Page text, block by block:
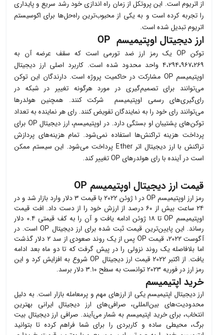
از اتریوم است. این پروتکل از زمان راه اندازی خود رشد سریع و پایداری
را تجربه کرده است و به یکی از محبوب‌ترین راه‌حل‌ها برای اکوسیستم
اتریوم تبدیل شده است.
ارز دیجیتال اوپتیمیسم OP
توکن OP یک رمز ارز ضد تورمی است که سقف عرضه آن به
۴،۲۹۴،۹۶۷،۲۶۹ واحد محدود شده است. کاربرد اصلی ارز دیجیتال
اوپتیمیسم OP مشارکت در حاکمیت پروژه است. دارندگان این توکن
می‌توانند برای تصمیم‌گیری در مورد هرگونه تغییر در شبکه در
رای‌گیری‌های رسمی اوپتیمیسم شرکت کنند. همچنین هولدرها
می‌توانند رای خود را به نمایندگان تفویض کنند. رای هر نماینده به تعداد
توکن‌های پشتیبان او بستگی دارد. در اوپتیمیسم، ارز دیجیتال OP برای
پرداخت هزینه تراکنش‌ها استفاده نمی‌شود. تمام هزینه‌های پردازش
تراکنش با ارز دیجیتال اترEther پرداخت می‌شود. این سیستم ممکن
است در آینده با رای هولدرهای OPتغییر کند.
قیمت ارز دیجیتال اوپتیمیسم OP
رمز ارز اوپتیمیسم OP
در ۱ ژوئن ۲۰۲۲ با قیمت ۳ دلار وارد بازار شد و در
۲۴ ساعت بیش از ۶۰ درصد از ارزش خود را از دست داد. افت قیمت
اوپتیمیسم OP
تا ۱۸ ژوئن ادامه یافت و آن را به کف قیمتی ۰.۴ دلار
رساند. این پایین‌ترین قیمت ثبت شده برای ارز دیجیتال OPاست. در
آگوست ۲۰۲۲، قیمت
OP
پس از یک روند صعودی از سد ۲ دلار گذشت
اما بلافاصله یک روند نزولی را در پیش گرفت که تا دو ماه بعد ادامه
یافت. از اکتبر 2022 قیمت ارز دیجیتال
OPشروع به افزایش کرد و این
رمز ارز در فوریه ۲۰۲۳ توانست به سطح ۳.۱۰ دلار برسد.
خرید اپتیمیسم
ارز دیجیتال اپتیمیسمیکی از ارزهای مهم و پرمعامله بازار است. به دلیل
محدودیت‌های بین‌المللی، صرافی‌های ارز دیجیتال ایرانی بهترین
انتخاب، برای خرید اپتیمیسم به شمار می‌آیند. صرافی ارز دیجیتال بیت
برگ، محیطی ساده و کاربردی را برای شما فراهم کرده تا بتوانید